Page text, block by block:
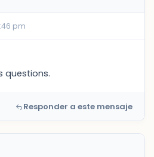
pm
questions.
Responder a este mensaje